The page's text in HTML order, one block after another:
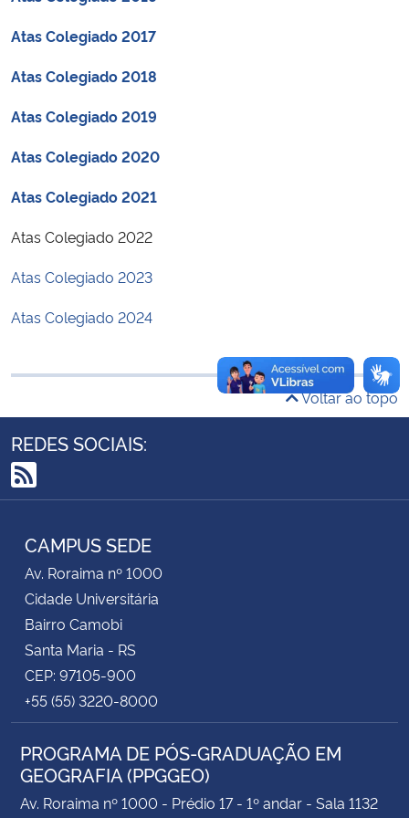
Ministério de Minas e Energia
Ministério da Ciência, Tecnologia, Inovações e Comunicações
Ministério do Meio Ambiente
Ministério da Mulher, da Família e dos Direitos Humanos
Secretaria-Geral
Secretaria de Governo
Gabinete de Segurança Institucional
Advocacia-Geral da União
Banco Central do Brasil
Planalto
Atas Colegiado 2017
Atas Colegiado 2018
Atas Colegiado 2019
Atas Colegiado 2020
Atas Colegiado 2021
Atas Colegiado 2022
Atas Colegiado 2023
Atas Colegiado 2024
Voltar ao topo
REDES SOCIAIS:
RSS
CAMPUS SEDE
Av. Roraima nº 1000
Cidade Universitária
Bairro Camobi
Santa Maria - RS
CEP: 97105-900
+55 (55) 3220-8000
PROGRAMA DE PÓS-GRADUAÇÃO EM
GEOGRAFIA (PPGGEO)
Av. Roraima nº 1000 - Prédio 17 - 1º andar - Sala 1132